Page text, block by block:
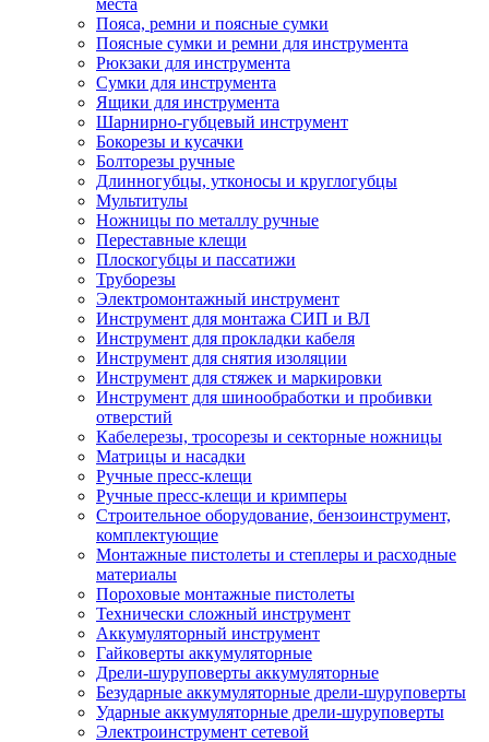
места
Пояса, ремни и поясные сумки
Поясные сумки и ремни для инструмента
Рюкзаки для инструмента
Сумки для инструмента
Ящики для инструмента
Шарнирно-губцевый инструмент
Бокорезы и кусачки
Болторезы ручные
Длинногубцы, утконосы и круглогубцы
Мультитулы
Ножницы по металлу ручные
Переставные клещи
Плоскогубцы и пассатижи
Труборезы
Электромонтажный инструмент
Инструмент для монтажа СИП и ВЛ
Инструмент для прокладки кабеля
Инструмент для снятия изоляции
Инструмент для стяжек и маркировки
Инструмент для шинообработки и пробивки
отверстий
Кабелерезы, тросорезы и секторные ножницы
Матрицы и насадки
Ручные пресс-клещи
Ручные пресс-клещи и кримперы
Строительное оборудование, бензоинструмент,
комплектующие
Монтажные пистолеты и степлеры и расходные
материалы
Пороховые монтажные пистолеты
Технически сложный инструмент
Аккумуляторный инструмент
Гайковерты аккумуляторные
Дрели-шуруповерты аккумуляторные
Безударные аккумуляторные дрели-шуруповерты
Ударные аккумуляторные дрели-шуруповерты
Электроинструмент сетевой